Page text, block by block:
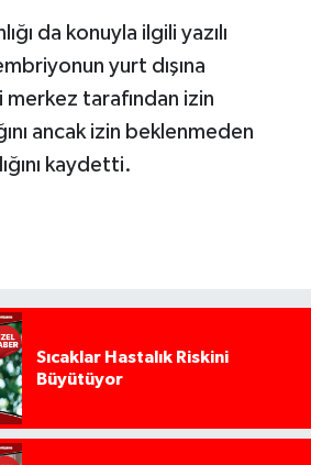
da konuyla ilgili yazılı
yurt dışına
merkez tarafından izin
ancak izin beklenmeden
kaydetti.
Sıcaklar Hastalık Riskini
Büyütüyor